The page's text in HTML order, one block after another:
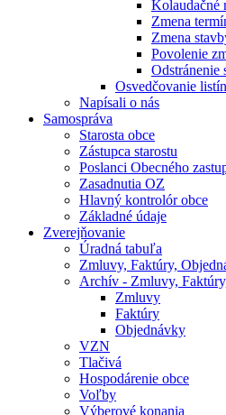
Kolaudačné
Zmena
Zmena
Povolenie
Odstránenie
Osvedčovanie
Napísali o nás
Samospráva
Starosta obce
Zástupca starostu
Poslanci Obecného
Zasadnutia OZ
Hlavný kontrolór obce
Základné údaje
Zverejňovanie
Úradná tabuľa
Zmluvy, Faktúry,
Archív - Zmluvy,
Zmluvy
Faktúry
Objednávky
VZN
Tlačivá
Hospodárenie obce
Voľby
Výberové konania